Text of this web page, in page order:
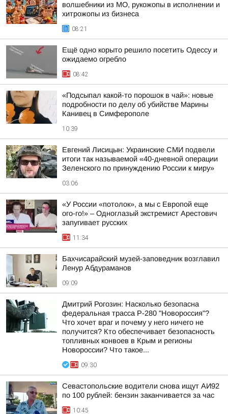
волшебники из МО, рукожопы в исполнении и
хитрожопы из бизнеса
08:21
Ещё одно корыто решило посетить Одессу и
ожидаемо огребло
08:42
«Подсыпал какой-то порошок в чай»: новые
подробности по делу об убийстве Марины
Канивец в Симферополе
10:39
Евгений Лисицын: Украинские СМИ подвели
итоги так называемой «40-дневной операции
Зеленского по принуждению России к миру»
03:06
«У России «потолок», а мы с Европой еще
ого-го!» – Одноглазый экстремист Арестович
запугивает русских
11:34
Бахчисарайский музей-заповедник возглавил
Ленур Абдураманов
09:09
Дмитрий Рогозин: Насколько безопасна
федеральная трасса Р-280 "Новороссия"?
Что хочет враг и почему у него ничего не
получится? Кто обеспечивает безопасность
топливных конвоев в Крым и регионы
Новороссии? Что такое...
09:30
Севастопольские водители снова ищут АИ92
по 100 рублей: бензин заканчивается за час
10:45